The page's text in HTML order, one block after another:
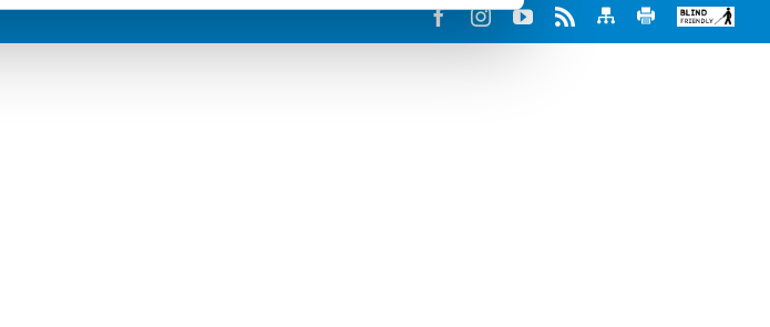
FacebookInstagram
Youtube
RssMapaTlač
Blind